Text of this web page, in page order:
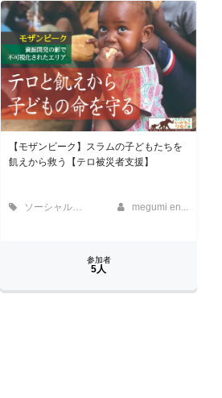
【モザンビーク】スラムの子どもたちを
飢えから救う【テロ被災者支援】
ソーシャルグッド megumi en...
参加者
5人